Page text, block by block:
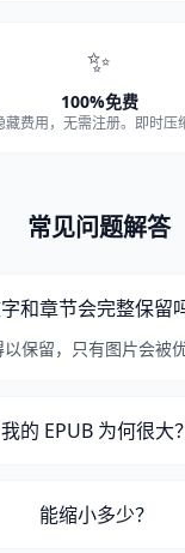
✨
100%免费
藏费用，无需注册。即时压
常见问题解答
和章节会完整保留
保留，只有图片会被优
我的 EPUB 为何很大？
能缩小多少？